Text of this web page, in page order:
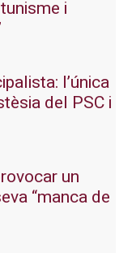
i
l’única
del PSC i
un
“manca de